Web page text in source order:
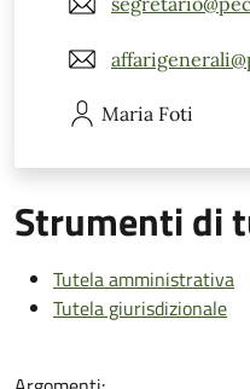
Maria Foti
Strumenti di
Tutela amministrativa
Tutela giurisdizionale